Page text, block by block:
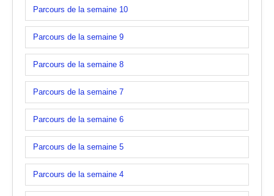
Parcours de la semaine 10
Parcours de la semaine 9
Parcours de la semaine 8
Parcours de la semaine 7
Parcours de la semaine 6
Parcours de la semaine 5
Parcours de la semaine 4